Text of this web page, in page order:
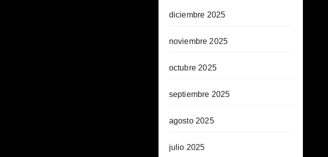
diciembre 2025
noviembre 2025
octubre 2025
septiembre 2025
agosto 2025
julio 2025